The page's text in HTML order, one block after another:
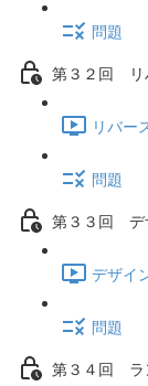
問題
第３２回 リ
リバー
問題
第３３回 デ
デザイ
問題
第３４回 ラ